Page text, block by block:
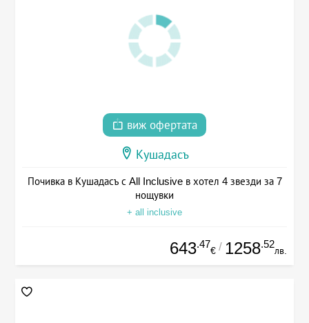
виж офертата
Кушадасъ
Почивка в Кушадасъ с All Inclusive в хотел 4 звезди за 7
нощувки
+ all inclusive
643.47
€ / 1258.52
лв.